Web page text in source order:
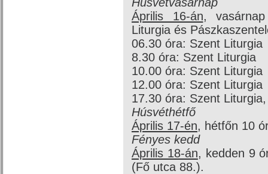
Április 16-án,
Liturgia és
06.30 óra: Szent Liturgia
8.30 óra: Szent Liturgia
10.00 óra: Szent Liturgia
12.00 óra: Szent Liturgia
17.30 óra: Szent
Húsvéthétfő
Április 17-én, hétfőn 10
Fényes kedd
Április 18-án, kedden 9
(Fő utca 88.).